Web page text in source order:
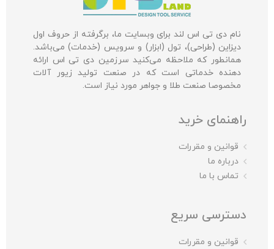
نام دی تی اس لند برای وبسایت ما، برگرفته از حروف اول
دیزاین (طراحی)، تول (ابزار) و سرویس (خدمات) می‌باشد.
همانطور که ملاحظه می‌کنید سرزمین دی تی اس ارائه
دهنده خدماتی است که در صنعت تولید زیور آلات
مخصوصا صنعت طلا و جواهر مورد نیاز است.
راهنمای خرید
قوانین و مقررات
درباره ما
تماس با ما
دسترسی سریع
قوانین و مقررات